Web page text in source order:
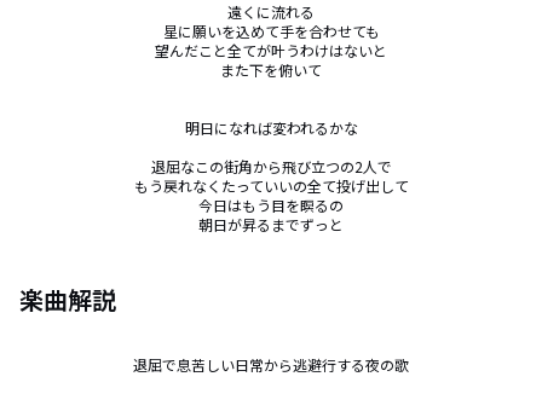
遠くに流れる
星に願いを込めて手を合わせても
望んだこと全てが叶うわけはないと
また下を俯いて
明日になれば変われるかな
退屈なこの街角から飛び立つの2人で
もう戻れなくたっていいの全て投げ出して
今日はもう目を瞑るの
朝日が昇るまでずっと
楽曲解説
退屈で息苦しい日常から逃避行する夜の歌